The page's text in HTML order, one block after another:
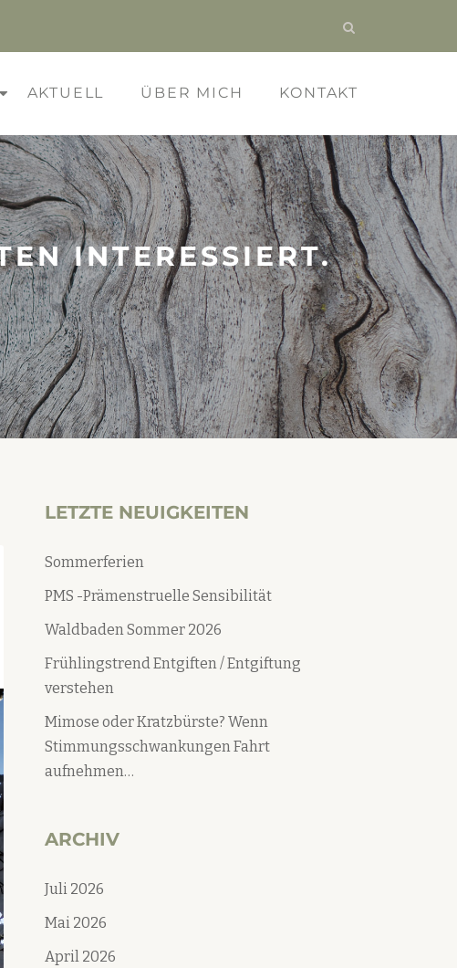
AKTUELL ÜBER MICH KONTAKT
INTERESSIERT.
LETZTE NEUIGKEITEN
Sommerferien
PMS -Prämenstruelle Sensibilität
Waldbaden Sommer 2026
Frühlingstrend Entgiften / Entgiftung
verstehen
Mimose oder Kratzbürste? Wenn
Stimmungsschwankungen Fahrt
aufnehmen…
ARCHIV
Juli 2026
Mai 2026
April 2026